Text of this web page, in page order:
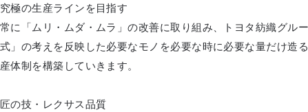
究極の生産ラインを目指す
常に「ムリ・ムダ・ムラ」の改善に取り組み、トヨタ紡織グル
式」の考えを反映した必要なモノを必要な時に必要な量だけ造
産体制を構築していきます。
匠の技・レクサス品質